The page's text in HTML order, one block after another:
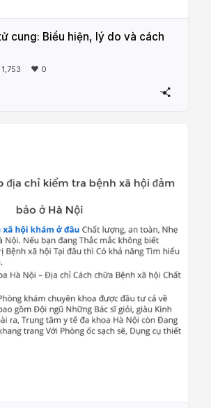
cung: Biểu hiện, lý do và cách
1,753 0